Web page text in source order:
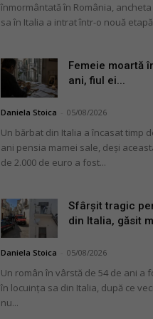
înmormântată în România,
sa în Italia a intrat într-o nouă
Femeie moartă
ani, fiul ei...
Daniela Stoica 05/08/2026
Un bărbat din Italia a încasat timp
ani pensia mamei sale, deși
de 2.000 de euro a fost...
Sfârșit tragic
din Italia, găsit
Daniela Stoica 05/08/2026
Un român în vârstă de 54 de ani a
în locuința sa din Italia, după ce
nu...